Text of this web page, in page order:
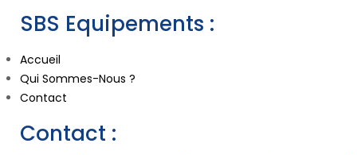
SBS Equipements :
Accueil
Qui Sommes-Nous ?
Contact
Contact :